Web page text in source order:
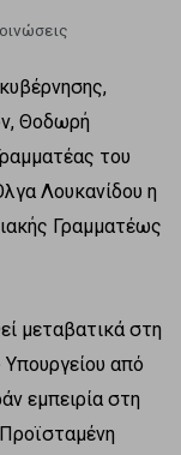
Θοδωρή
του
Λουκανίδου η
Γραμματέως
μεταβατικά στη
από
εμπειρία στη